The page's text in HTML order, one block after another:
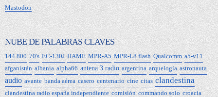
Mastodon
NUBE DE PALABRAS CLAVES
144.800 70's EC-130J HAME MPR-A5 MPR-L8 flash Qualcomm a5-v11
afganistán albania alpha66 antena 3 radio argentina arquelogía astronauta
audio avante banda aérea casero centenario cine citas clandestina
clandestina radio españa independiente comisión commando solo croacia